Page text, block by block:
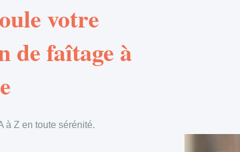
votre
de faîtage à
à Z en toute sérénité.